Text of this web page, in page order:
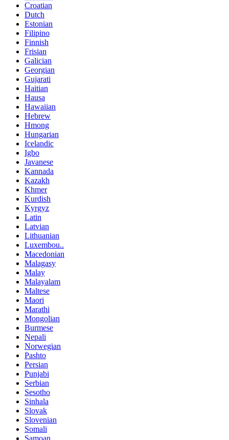
Croatian
Dutch
Estonian
Filipino
Finnish
Frisian
Galician
Georgian
Gujarati
Haitian
Hausa
Hawaiian
Hebrew
Hmong
Hungarian
Icelandic
Igbo
Javanese
Kannada
Kazakh
Khmer
Kurdish
Kyrgyz
Latin
Latvian
Lithuanian
Luxembou..
Macedonian
Malagasy
Malay
Malayalam
Maltese
Maori
Marathi
Mongolian
Burmese
Nepali
Norwegian
Pashto
Persian
Punjabi
Serbian
Sesotho
Sinhala
Slovak
Slovenian
Somali